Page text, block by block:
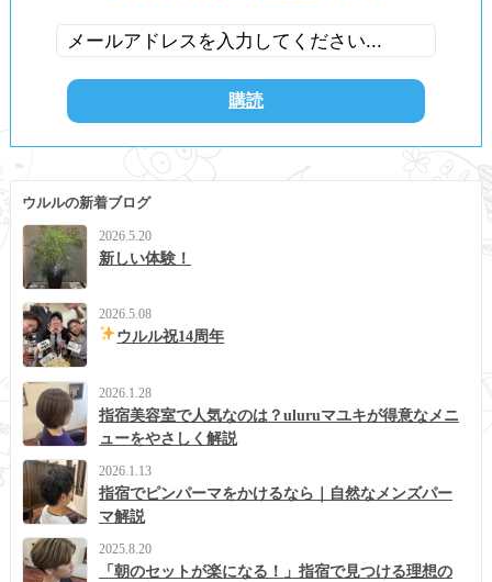
ウルルの新着ブログ
2026.5.20
新しい体験！
2026.5.08
ウルル祝14周年
2026.1.28
指宿美容室で人気なのは？uluruマユキが得意なメニ
ューをやさしく解説
2026.1.13
指宿でピンパーマをかけるなら｜自然なメンズパー
マ解説
2025.8.20
「朝のセットが楽になる！」指宿で見つける理想の